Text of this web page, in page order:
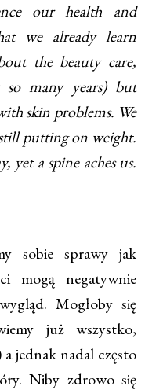
our health and
we already learn
the beauty care,
many years) but
skin problems. We
putting on weight.
yet a spine aches us.
sobie sprawy jak
mogą negatywnie
Mogłoby się
już wszystko,
jednak nadal często
Niby zdrowo się